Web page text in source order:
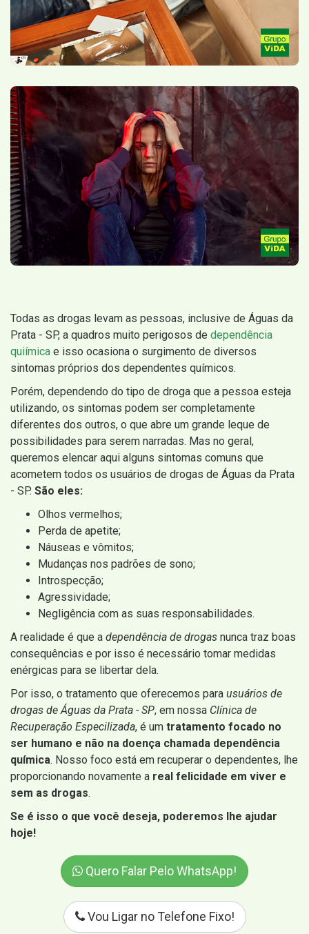
Todas as drogas levam as pessoas, inclusive de Águas da
Prata - SP, a quadros muito perigosos de dependência
quiímica e isso ocasiona o surgimento de diversos
sintomas próprios dos dependentes químicos.
Porém, dependendo do tipo de droga que a pessoa esteja
utilizando, os sintomas podem ser completamente
diferentes dos outros, o que abre um grande leque de
possibilidades para serem narradas. Mas no geral,
queremos elencar aqui alguns sintomas comuns que
acometem todos os usuários de drogas de Águas da Prata
- SP. São eles:
Olhos vermelhos;
Perda de apetite;
Náuseas e vômitos;
Mudanças nos padrões de sono;
Introspecção;
Agressividade;
Negligência com as suas responsabilidades.
A realidade é que a dependência de drogas nunca traz boas
consequências e por isso é necessário tomar medidas
enérgicas para se libertar dela.
Por isso, o tratamento que oferecemos para usuários de
drogas de Águas da Prata - SP, em nossa Clínica de
Recuperação Especilizada, é um tratamento focado no
ser humano e não na doença chamada dependência
química. Nosso foco está em recuperar o dependentes, lhe
proporcionando novamente a real felicidade em viver e
sem as drogas.
Se é isso o que você deseja, poderemos lhe ajudar
hoje!
Quero Falar Pelo WhatsApp!
Vou Ligar no Telefone Fixo!